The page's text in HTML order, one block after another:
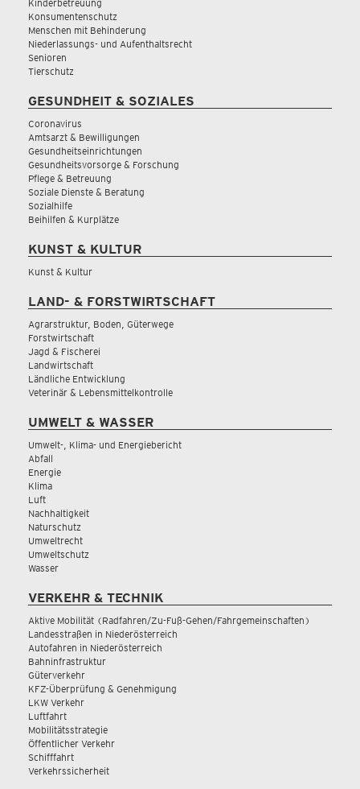
Kinderbetreuung
Konsumentenschutz
Menschen mit Behinderung
Niederlassungs- und Aufenthaltsrecht
Senioren
Tierschutz
GESUNDHEIT & SOZIALES
Coronavirus
Amtsarzt & Bewilligungen
Gesundheitseinrichtungen
Gesundheitsvorsorge & Forschung
Pflege & Betreuung
Soziale Dienste & Beratung
Sozialhilfe
Beihilfen & Kurplätze
KUNST & KULTUR
Kunst & Kultur
LAND- & FORSTWIRTSCHAFT
Agrarstruktur, Boden, Güterwege
Forstwirtschaft
Jagd & Fischerei
Landwirtschaft
Ländliche Entwicklung
Veterinär & Lebensmittelkontrolle
UMWELT & WASSER
Umwelt-, Klima- und Energiebericht
Abfall
Energie
Klima
Luft
Nachhaltigkeit
Naturschutz
Umweltrecht
Umweltschutz
Wasser
VERKEHR & TECHNIK
Aktive Mobilität (Radfahren/Zu-Fuß-Gehen/Fahrgemeinschaften)
Landesstraßen in Niederösterreich
Autofahren in Niederösterreich
Bahninfrastruktur
Güterverkehr
KFZ-Überprüfung & Genehmigung
LKW Verkehr
Luftfahrt
Mobilitätsstrategie
Öffentlicher Verkehr
Schifffahrt
Verkehrssicherheit